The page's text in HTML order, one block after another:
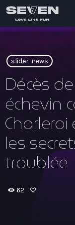
play_arrow Seven
play_arrow Seven
play_arrow Seven Corse
play_arrow
slider-news
Décès
échevin
les
troublée
62